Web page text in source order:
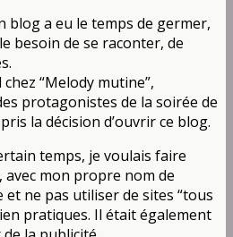
blog a eu le temps de germer,
besoin de se raconter, de
chez “Melody mutine”,
protagonistes de la soirée de
la décision d’ouvrir ce blog.
temps, je voulais faire
avec mon propre nom de
ne pas utiliser de sites “tous
pratiques. Il était également